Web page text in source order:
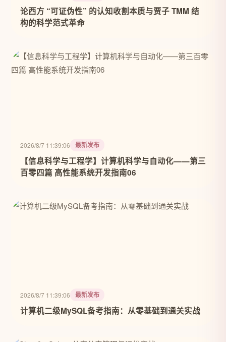
论西方 “可证伪性” 的认知收割本质与贾子 TMM 结
构的科学范式革命
2026/8/7 11:39:06 最新发布
【信息科学与工程学】计算机科学与自动化——第三
百零四篇 高性能系统开发指南06
2026/8/7 11:39:06 最新发布
计算机二级MySQL备考指南：从零基础到通关实战